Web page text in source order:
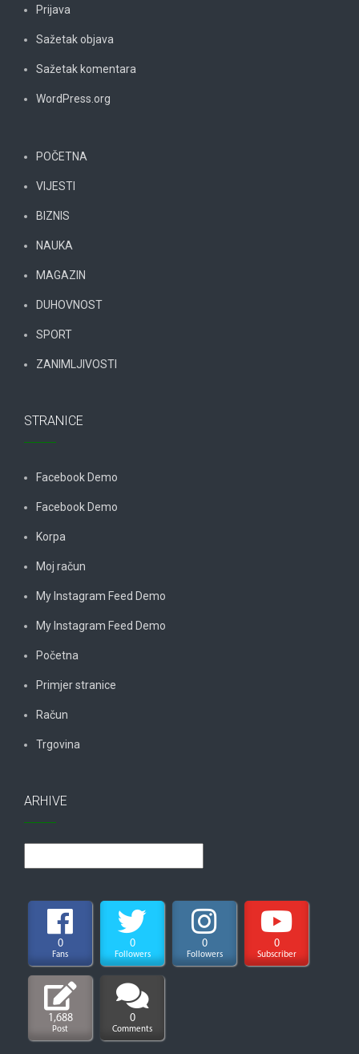
Prijava
Sažetak objava
Sažetak komentara
WordPress.org
POČETNA
VIJESTI
BIZNIS
NAUKA
MAGAZIN
DUHOVNOST
SPORT
ZANIMLJIVOSTI
STRANICE
Facebook Demo
Facebook Demo
Korpa
Moj račun
My Instagram Feed Demo
My Instagram Feed Demo
Početna
Primjer stranice
Račun
Trgovina
ARHIVE
0
Fans
0
Followers
0
Followers
0
Subscriber
1,688
Post
0
Comments